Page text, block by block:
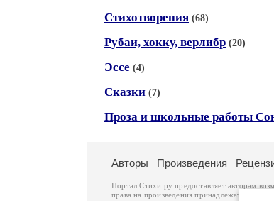
Стихотворения (68)
Рубаи, хокку, верлибр (20)
Эссе (4)
Сказки (7)
Проза и школьные работы
Авторы Произведения
Портал Стихи.ру предоставляет авторам
права на произведения принадлежат авторам